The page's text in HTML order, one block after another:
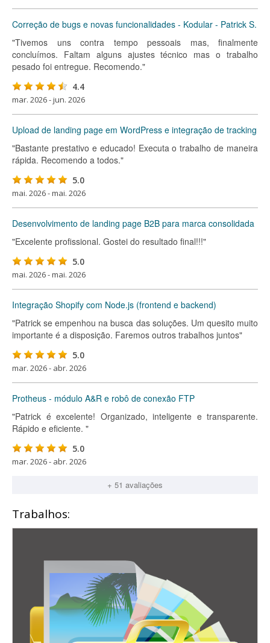
Correção de bugs e novas funcionalidades - Kodular - Patrick S.
"Tivemos uns contra tempo pessoais mas, finalmente
concluímos. Faltam alguns ajustes técnico mas o trabalho
pesado foi entregue. Recomendo."
4.4
mar. 2026 - jun. 2026
Upload de landing page em WordPress e integração de tracking
"Bastante prestativo e educado! Executa o trabalho de maneira
rápida. Recomendo a todos."
5.0
mai. 2026 - mai. 2026
Desenvolvimento de landing page B2B para marca consolidada
"Excelente profissional. Gostei do resultado final!!!"
5.0
mai. 2026 - mai. 2026
Integração Shopify com Node.js (frontend e backend)
"Patrick se empenhou na busca das soluções. Um quesito muito
importante é a disposição. Faremos outros trabalhos juntos"
5.0
mar. 2026 - abr. 2026
Protheus - módulo A&R e robô de conexão FTP
"Patrick é excelente! Organizado, inteligente e transparente.
Rápido e eficiente. "
5.0
mar. 2026 - abr. 2026
+ 51 avaliações
Trabalhos: